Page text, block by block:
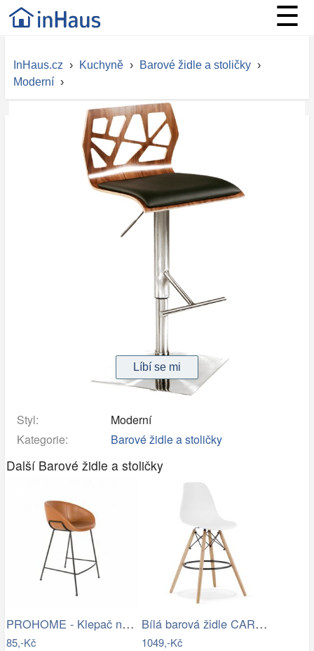
☰
InHaus.cz › Kuchyně › Barové židle a stoličky ›
Moderní ›
Styl:
Moderní
Kategorie:
Barové židle a stoličky
Další Barové židle a stoličky
PROHOME - Klepač na koberce UH 59x19cm
85,-Kč
Bílá barová židle CARBRY
1049,-Kč